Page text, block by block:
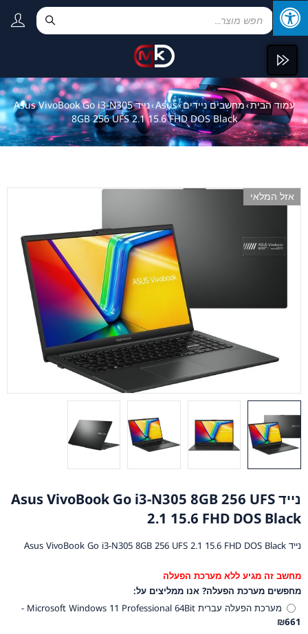
עמוד הבית›מחשבים ניידים›
Asus
›
נייד Asus VivoBook Go i3-N305
8GB 256 UFS 2.1 15.6 FHD DOS Black
אזל המלאי
נייד Asus VivoBook Go i3-N305 8GB 256 UFS
2.1 15.6 FHD DOS Black
נייד Asus VivoBook Go i3-N305 8GB 256 UFS 2.1 15.6 FHD DOS Black
מחשב זה מגיע ללא מערכת הפעלה
מחפשים מערכת הפעלה? אנו ממליצים על:
מערכת הפעלה עברית Microsoft Windows 11 Professional 64Bit -
₪661